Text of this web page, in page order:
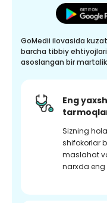
GoMedii ilovasida
barcha tibbiy
asoslangan bir
Eng
Sizning
shifokorlar
maslahat
narxda